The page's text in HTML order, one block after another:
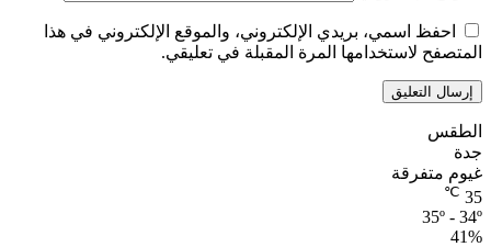
احفظ اسمي، بريدي الإلكتروني، والموقع الإلكتروني في هذا
المتصفح لاستخدامها المرة المقبلة في تعليقي.
الطقس
جدة
غيوم متفرقة
35
℃
35º - 34º
41%